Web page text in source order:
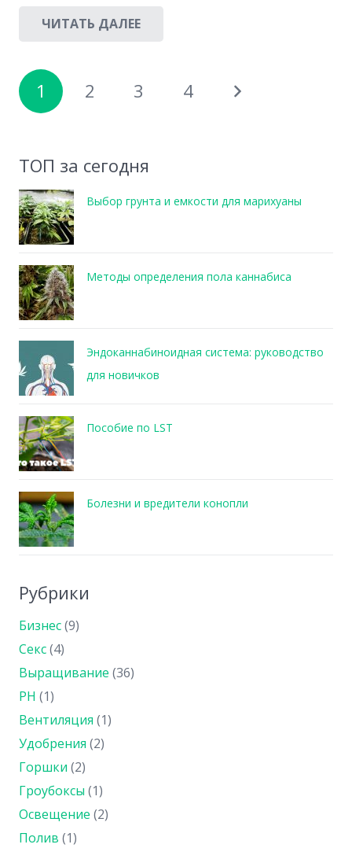
ЧИТАТЬ ДАЛЕЕ
1 2 3 4
ТОП за сегодня
Выбор грунта и емкости для марихуаны
Методы определения пола каннабиса
Эндоканнабиноидная система: руководство
для новичков
Пособие по LST
Болезни и вредители конопли
Рубрики
Бизнес(9)
Секс(4)
Выращивание (36)
PH (1)
Вентиляция (1)
Удобрения (2)
Горшки (2)
Гроубоксы (1)
Освещение (2)
Полив (1)